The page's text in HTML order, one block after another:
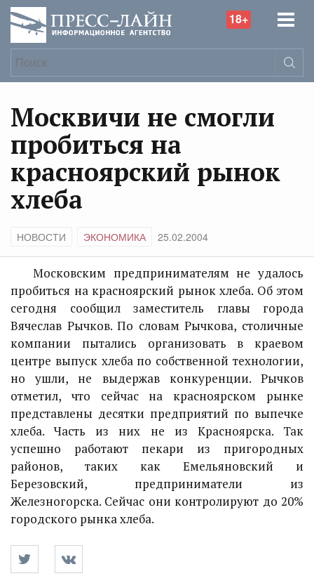
18+
Москвичи не смогли
пробиться на
красноярский рынок
хлеба
НОВОСТИ ЭКОНОМИКА 25.02.2004
Московским предпринимателям не удалось
пробиться на красноярский рынок хлеба. Об этом
сегодня сообщил заместитель главы города
Вячеслав Рычков. По словам Рычкова, столичные
компании пытались организовать в краевом
центре выпуск хлеба по собственной технологии,
но ушли, не выдержав конкуренции. Рычков
отметил, что сейчас на красноярском рынке
представлены десятки предприятий по выпечке
хлеба. Часть из них не из Красноярска. Так
успешно работают пекари из пригородных
районов, таких как Емельяновский и
Березовский, предприниматели из
Железногорска. Сейчас они контролируют до 20%
городского рынка хлеба.